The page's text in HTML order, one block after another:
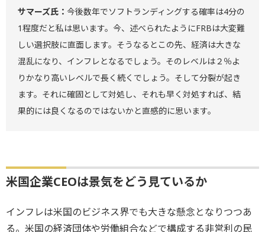
サマーズ氏： 今後数年でソフトランディングする確率は4分の
1程度だと私は思います。今、述べられたようにFRBは大変難
しい選択肢に直面します。そうなるとこの先、経済は大きな
混乱になり、インフレとなるでしょう。そのレベルは２％よ
りかなり高いレベルで長く続くでしょう。そして分裂が起き
ます。それに確固として対処し、それも早く対処すれば、結
果的には良くなるのではないかと直感的に思います。
米国企業CEOは景気をどう見ているか
インフレは米国のビジネス界でも大きな懸念となりつつあ
る。米国の経済団体や労働組合などで構成する非営利の民